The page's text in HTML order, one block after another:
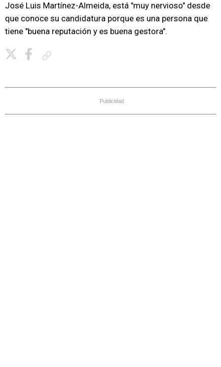
José Luis Martínez-Almeida, está "muy nervioso" desde
que conoce su candidatura porque es una persona que
tiene "buena reputación y es buena gestora".
Publicidad